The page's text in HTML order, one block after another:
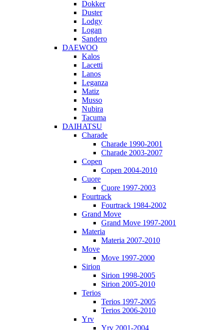
Dokker
Duster
Lodgy
Logan
Sandero
DAEWOO
Kalos
Lacetti
Lanos
Leganza
Matiz
Musso
Nubira
Tacuma
DAIHATSU
Charade
Charade 1990-2001
Charade 2003-2007
Copen
Copen 2004-2010
Cuore
Cuore 1997-2003
Fourtrack
Fourtrack 1984-2002
Grand Move
Grand Move 1997-2001
Materia
Materia 2007-2010
Move
Move 1997-2000
Sirion
Sirion 1998-2005
Sirion 2005-2010
Terios
Terios 1997-2005
Terios 2006-2010
Yrv
Yrv 2001-2004